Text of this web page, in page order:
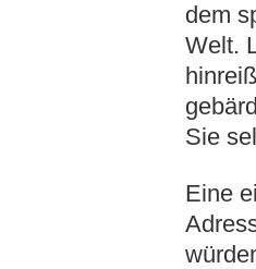
dem
Welt.
Sie
Eine